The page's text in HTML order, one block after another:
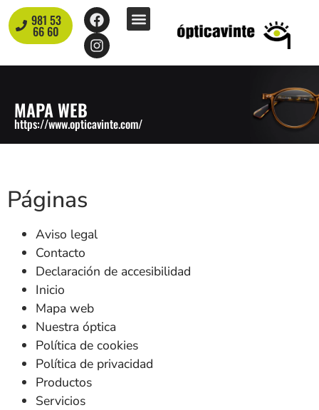
contenido
981 53
66 60
MAPA WEB
https://www.opticavinte.com/
Páginas
Aviso legal
Contacto
Declaración de accesibilidad
Inicio
Mapa web
Nuestra óptica
Política de cookies
Política de privacidad
Productos
Servicios